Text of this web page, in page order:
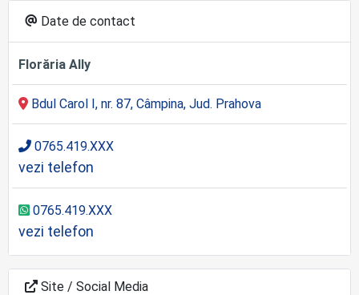
Date de contact
Florăria Ally
Bdul Carol I, nr. 87, Câmpina, Jud. Prahova
0765.419.XXX
vezi telefon
0765.419.XXX
vezi telefon
Site / Social Media